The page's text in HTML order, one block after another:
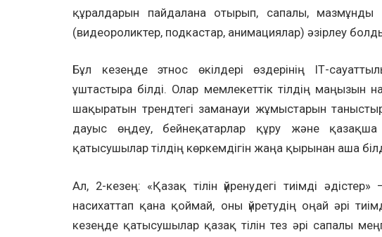
құралдарын пайдалана отырып, сапалы, мазмұнды
(видеороликтер, подкастар, анимациялар) әзірлеу
Бұл кезеңде этнос өкілдері өздерінің ІТ-
ұштастыра білді. Олар мемлекеттік тілдің маңызын
шақыратын трендтегі заманауи жұмыстарын
дауыс өңдеу, бейнеқатарлар құру және қазақша
қатысушылар тілдің көркемдігін жаңа қырынан аша
Ал, 2-кезең: «Қазақ тілін үйренудегі тиімді
насихаттап қана қоймай, оны үйретудің оңай әрі
кезеңде қатысушылар қазақ тілін тез әрі сапалы